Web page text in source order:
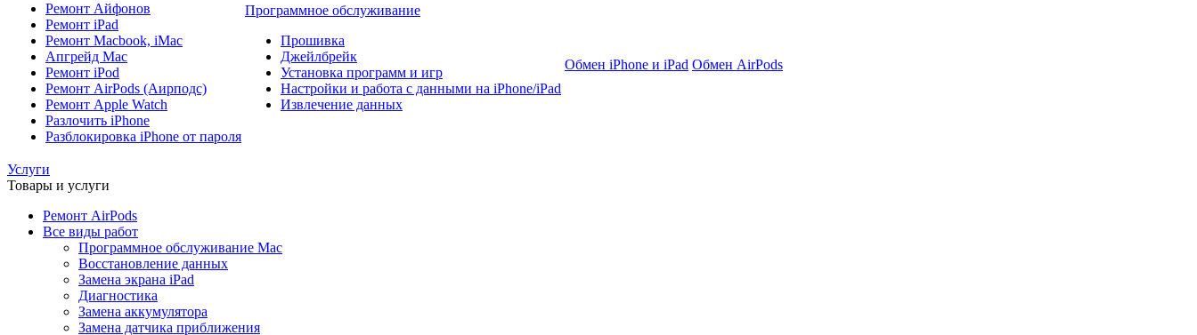
Ремонт Айфонов
Ремонт iPad
Ремонт Macbook, iMac
Апгрейд Mac
Ремонт iPod
Ремонт AirPods (Аирподс)
Ремонт Apple Watch
Разлочить iPhone
Разблокировка iPhone от пароля
Программное обслуживание
Прошивка
Джейлбрейк
Установка программ и игр
Настройки и работа с данными на iPhone/iPad
Извлечение данных
Обмен iPhone и iPad Обмен AirPods
Услуги
Товары и услуги
Ремонт AirPods
Все виды работ
Программное обслуживание Mac
Восстановление данных
Замена экрана iPad
Диагностика
Замена аккумулятора
Замена датчика приближения